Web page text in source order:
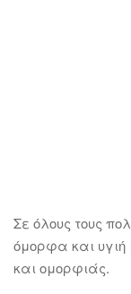
Σε όλους τους
όμορφα και υγιή
και ομορφιάς.